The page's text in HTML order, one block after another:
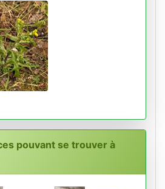
pouvant se trouver à